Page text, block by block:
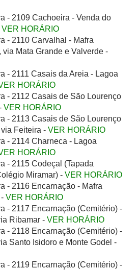
- 2109 Cachoeira - Venda do
VER HORÁRIO
- 2110 Carvalhal - Mafra
Mata Grande e Valverde -
- 2111 Casais da Areia - Lagoa
HORÁRIO
- 2112 Casais de São Lourenço
VER HORÁRIO
- 2113 Casais de São Lourenço
Feiteira - VER HORÁRIO
- 2114 Charneca - Lagoa
HORÁRIO
- 2115 Codeçal (Tapada
Miramar) - VER HORÁRIO
- 2116 Encarnação - Mafra
VER HORÁRIO
- 2117 Encarnação (Cemitério) -
Ribamar - VER HORÁRIO
- 2118 Encarnação (Cemitério) -
Santo Isidoro e Monte Godel -
- 2119 Encarnação (Cemitério) -